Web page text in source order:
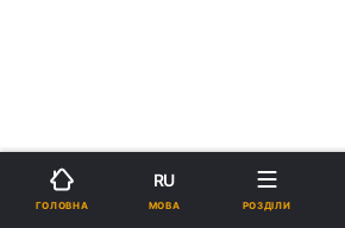
ГОЛОВНА
RU
МОВА РОЗДІЛИ